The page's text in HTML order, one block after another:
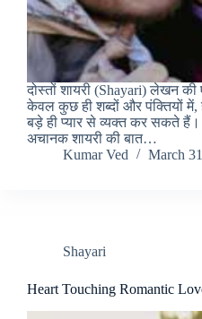
दोस्तों शायरी (Shayari) लेखन की
केवल कुछ ही शब्दों और पंक्तियों में,
बड़े ही प्यार से व्यक्त कर सकते
अचानक शायरी की बात…
Kumar Ved
March
Shayari
Heart Touching Romantic